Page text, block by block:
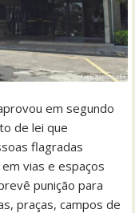
em segundo
de lei que
flagradas
vias e espaços
punição para
praças, campos de